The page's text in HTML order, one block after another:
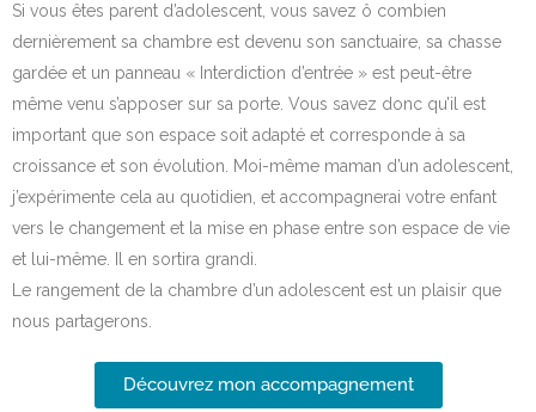
Si vous êtes parent d’adolescent, vous savez ô combien
dernièrement sa chambre est devenu son sanctuaire, sa chasse
gardée et un panneau « Interdiction d’entrée » est peut-être
même venu s’apposer sur sa porte. Vous savez donc qu’il est
important que son espace soit adapté et corresponde à sa
croissance et son évolution. Moi-même maman d’un adolescent,
j’expérimente cela au quotidien, et accompagnerai votre enfant
vers le changement et la mise en phase entre son espace de vie
et lui-même. Il en sortira grandi.
Le rangement de la chambre d’un adolescent est un plaisir que
nous partagerons.
Découvrez mon accompagnement